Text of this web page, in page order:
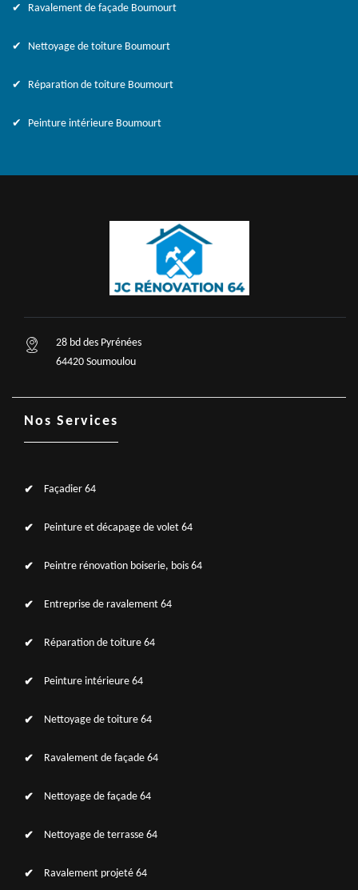
Ravalement de façade Boumourt
Nettoyage de toiture Boumourt
Réparation de toiture Boumourt
Peinture intérieure Boumourt
28 bd des Pyrénées
64420 Soumoulou
Nos Services
Façadier 64
Peinture et décapage de volet 64
Peintre rénovation boiserie, bois 64
Entreprise de ravalement 64
Réparation de toiture 64
Peinture intérieure 64
Nettoyage de toiture 64
Ravalement de façade 64
Nettoyage de façade 64
Nettoyage de terrasse 64
Ravalement projeté 64